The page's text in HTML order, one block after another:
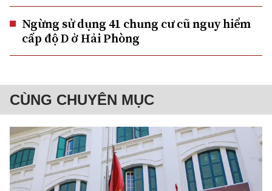
Ngừng sử dụng 41 chung cư cũ nguy hiểm
cấp độ D ở Hải Phòng
CÙNG CHUYÊN MỤC